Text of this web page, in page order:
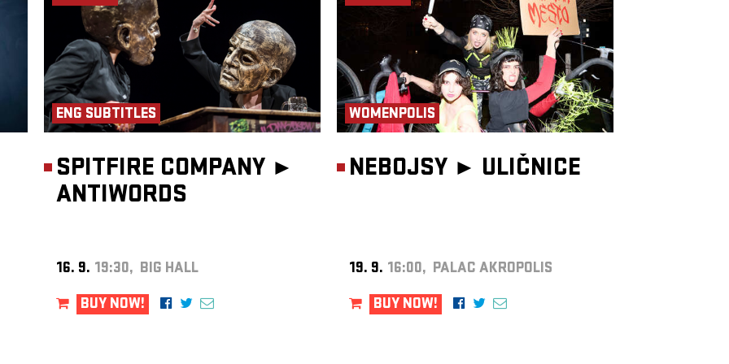
trên
ENG SUBTITLES
SPITFIRE COMPANY ►
ANTIWORDS
16. 9. 19:30, BIG HALL
BUY NOW!
WOMENPOLIS
NEBOJSY ► ULIČNICE
19. 9. 16:00, PALAC AKROPOLIS
BUY NOW!